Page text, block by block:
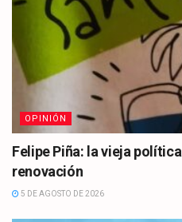
OPINIÓN
Felipe Piña: la vieja
renovación
5 DE AGOSTO DE 2026